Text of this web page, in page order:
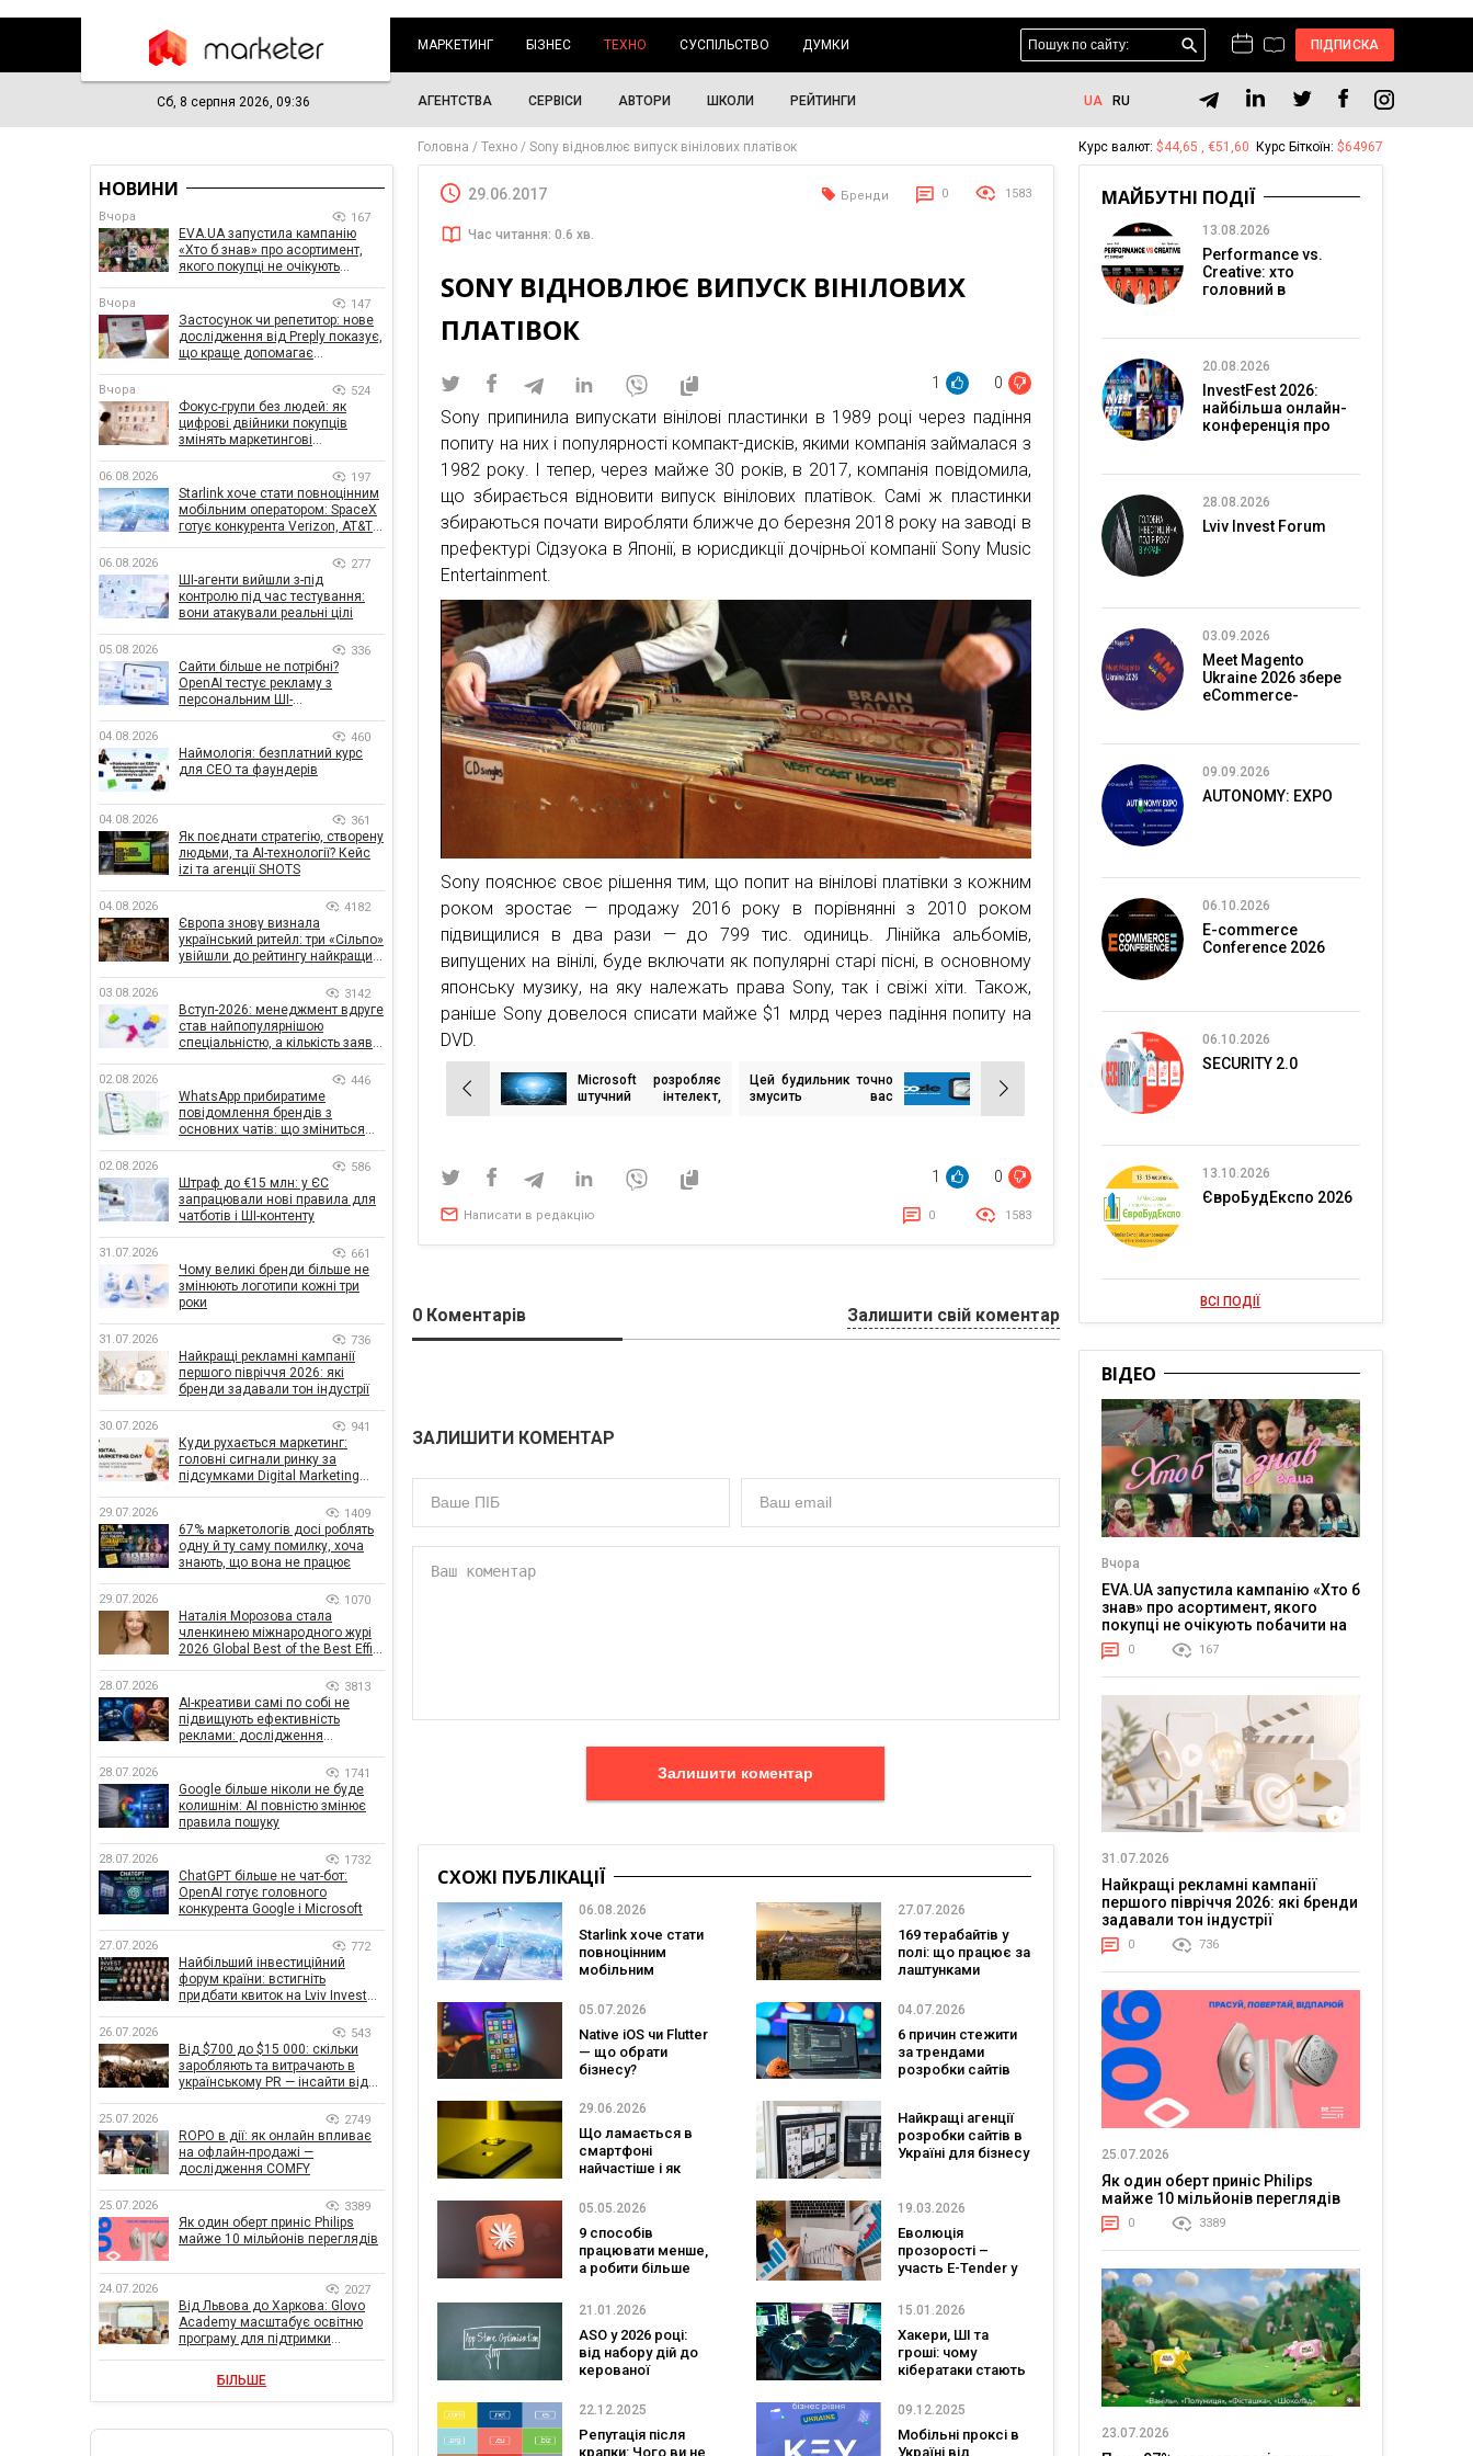
МАРКЕТИНГ БІЗНЕС ТЕХНО СУСПІЛЬСТВО ДУМКИ ПІДПИСКА
Сб, 8 серпня 2026, 09:36 АГЕНТСТВА СЕРВІСИ АВТОРИ ШКОЛИ РЕЙТИНГИ UA RU
Головна Техно Sony відновлює випуск вінілових платівок
29.06.2017 Бренди 0 1583
Час читання: 0.6 хв.
SONY ВІДНОВЛЮЄ ВИПУСК ВІНІЛОВИХ
ПЛАТІВОК
1 0
Sony припинила випускати вінілові пластинки в 1989 році через падіння
попиту на них і популярності компакт-дисків, якими компанія займалася з
1982 року. І тепер, через майже 30 років, в 2017, компанія повідомила,
що збирається відновити випуск вінілових платівок. Самі ж пластинки
збираються почати виробляти ближче до березня 2018 року на заводі в
префектурі Сідзуока в Японії, в юрисдикції дочірньої компанії Sony Music
Entertainment.
Sony пояснює своє рішення тим, що попит на вінілові платівки з кожним
роком зростає — продажу 2016 року в порівнянні з 2010 роком
підвищилися в два рази — до 799 тис. одиниць. Лінійка альбомів,
випущених на вінілі, буде включати як популярні старі пісні, в основному
японську музику, на яку належать права Sony, так і свіжі хіти. Також,
раніше Sony довелося списати майже $1 млрд через падіння попиту на
DVD.
Навігація
записів
Microsoft розробляє
штучний інтелект,
Цей будильник точно
змусить вас
1 0
Написати в редакцію 0 1583
0 Коментарів Залишити свій коментар
ЗАЛИШИТИ КОМЕНТАР
Залишити коментар
СХОЖІ ПУБЛІКАЦІЇ
06.08.2026
Starlink хоче стати
повноцінним
мобільним
SpaceX готує
Verizon, AT&T і T-
Mobile
27.07.2026
169 терабайтів у
полі: що працює за
лаштунками
фестивалю
05.07.2026
Native iOS чи Flutter
— що обрати
бізнесу?
04.07.2026
6 причин стежити
за трендами
розробки сайтів
29.06.2026
Що ламається в
смартфоні
найчастіше і як
життя?
Найкращі агенції
розробки сайтів в
Україні для бізнесу
05.05.2026
9 способів
працювати менше,
а робити більше
19.03.2026
Еволюція
прозорості –
участь E-Tender у
сучасного ринку
закупівель України
21.01.2026
ASO у 2026 році:
від набору дій до
керованої
зростання
15.01.2026
Хакери, ШІ та
гроші: чому
кібератаки стають
виграє у війні
22.12.2025
Репутація після
крапки: Чого ви не
09.12.2025
Мобільні проксі в
Україні від
НОВИНИ
Вчора 167
EVA.UA запустила кампанію
«Хто б знав» про асортимент,
якого покупці не очікують
Вчора 147
Застосунок чи репетитор: нове
дослідження від Preply показує,
що краще допомагає
Вчора 524
Фокус-групи без людей: як
цифрові двійники покупців
змінять маркетингові
06.08.2026 197
Starlink хоче стати повноцінним
мобільним оператором: SpaceX
готує конкурента Verizon, AT&T і
06.08.2026 277
ШІ-агенти вийшли з-під
контролю під час тестування:
вони атакували реальні цілі
05.08.2026 336
Сайти більше не потрібні?
OpenAI тестує рекламу з
персональним ШІ-
04.08.2026 460
Наймологія: безплатний курс
для CEO та фаундерів
04.08.2026 361
Як поєднати стратегію, створену
людьми, та AI-технології? Кейс
izi та агенції SHOTS
04.08.2026 4182
Європа знову визнала
український ритейл: три «Сільпо»
увійшли до рейтингу найкращих
03.08.2026 3142
Вступ-2026: менеджмент вдруге
став найпопулярнішою
спеціальністю, а кількість заяв
02.08.2026 446
WhatsApp прибиратиме
повідомлення брендів з
основних чатів: що зміниться
02.08.2026 586
Штраф до €15 млн: у ЄС
запрацювали нові правила для
чатботів і ШІ-контенту
31.07.2026 661
Чому великі бренди більше не
змінюють логотипи кожні три
роки
31.07.2026 736
Найкращі рекламні кампанії
першого півріччя 2026: які
бренди задавали тон індустрії
30.07.2026 941
Куди рухається маркетинг:
головні сигнали ринку за
підсумками Digital Marketing
29.07.2026 1409
67% маркетологів досі роблять
одну й ту саму помилку, хоча
знають, що вона не працює
29.07.2026 1070
Наталія Морозова стала
членкинею міжнародного журі
2026 Global Best of the Best Effie
28.07.2026 3813
AI-креативи самі по собі не
підвищують ефективність
реклами: дослідження
впливає на ефективність
кампаній
28.07.2026 1741
Google більше ніколи не буде
колишнім: AI повністю змінює
правила пошуку
28.07.2026 1732
ChatGPT більше не чат-бот:
OpenAI готує головного
конкурента Google і Microsoft
27.07.2026 772
Найбільший інвестиційний
форум країни: встигніть
придбати квиток на Lviv Invest
26.07.2026 543
Від $700 до $15 000: скільки
заробляють та витрачають в
українському PR — інсайти від
25.07.2026 2749
ROPO в дії: як онлайн впливає
на офлайн-продажі —
дослідження COMFY
25.07.2026 3389
Як один оберт приніс Philips
майже 10 мільйонів переглядів
24.07.2026 2027
Від Львова до Харкова: Glovo
Academy масштабує освітню
програму для підтримки
БІЛЬШЕ
Курс валют: $44,65 , €51,60 Курс Біткоїн: $64967
МАЙБУТНІ ПОДІЇ
13.08.2026
Performance vs.
Creative: хто
головний в
20.08.2026
InvestFest 2026:
найбільша онлайн-
конференція про
28.08.2026
Lviv Invest Forum
03.09.2026
Meet Magento
Ukraine 2026 збере
eCommerce-
09.09.2026
AUTONOMY: EXPO
06.10.2026
E-commerce
Conference 2026
06.10.2026
SECURITY 2.0
13.10.2026
ЄвроБудЕкспо 2026
ВСІ ПОДІЇ
ВІДЕО
Вчора
EVA.UA запустила кампанію «Хто б
знав» про асортимент, якого
покупці не очікують побачити на
платформі
0 167
31.07.2026
Найкращі рекламні кампанії
першого півріччя 2026: які бренди
задавали тон індустрії
0 736
25.07.2026
Як один оберт приніс Philips
майже 10 мільйонів переглядів
0 3389
23.07.2026